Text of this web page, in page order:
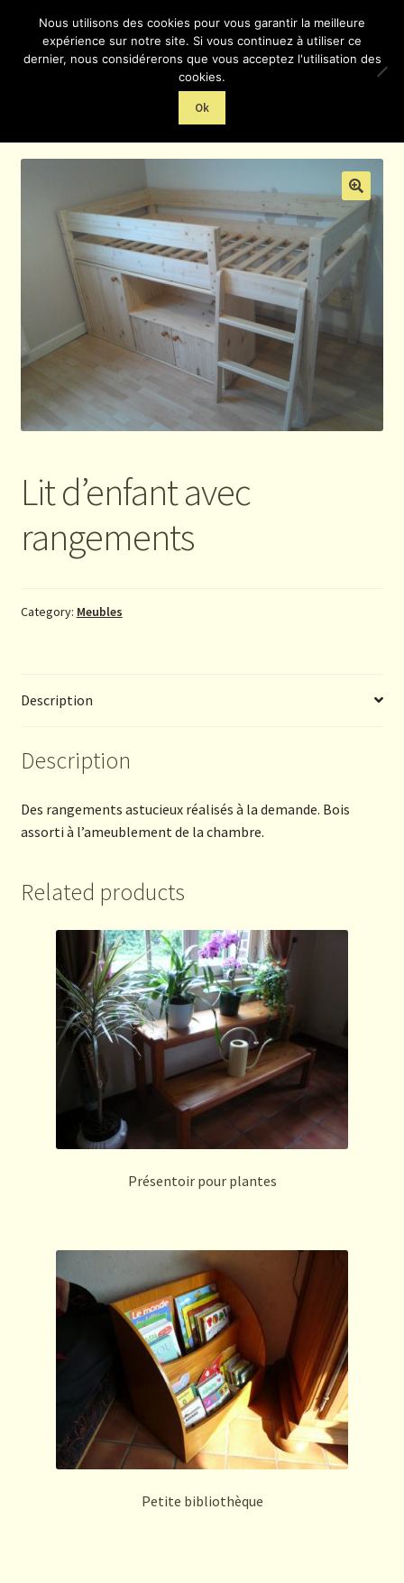
Aller
à
Aller
au Au bois des lutins Menu
Lit d’enfant avec rangements
Lit d’enfant avec
rangements
Category: Meubles
Description
Description
Des rangements astucieux réalisés à la demande. Bois
assorti à l’ameublement de la chambre.
Related products
Présentoir pour plantes
Petite bibliothèque
Nous utilisons des cookies pour vous garantir la meilleure
expérience sur notre site. Si vous continuez à utiliser ce
dernier, nous considérerons que vous acceptez l'utilisation des
cookies.
Ok